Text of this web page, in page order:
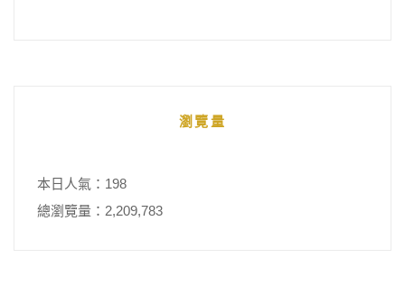
瀏覽量
本日人氣：198
總瀏覽量：2,209,783